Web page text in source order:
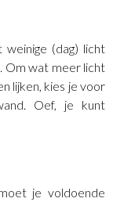
(dag) licht
Om wat meer licht
lijken, kies je voor
Oef, je kunt
je voldoende